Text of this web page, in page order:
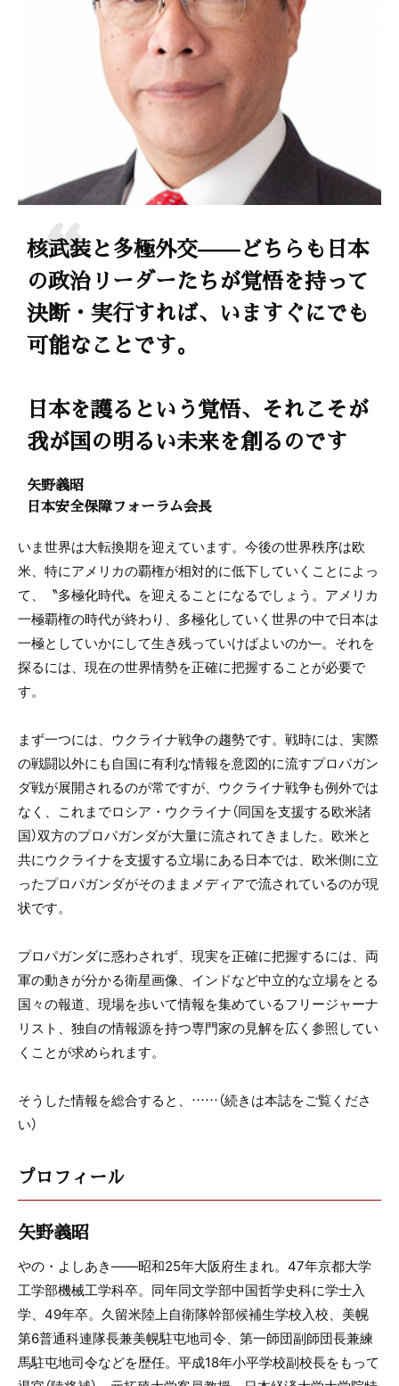
核武装と多極外交——どちらも日本
の政治リーダーたちが覚悟を持って
決断・実行すれば、いますぐにでも
可能なことです。
日本を護るという覚悟、それこそが
我が国の明るい未来を創るのです
矢野義昭
日本安全保障フォーラム会長
いま世界は大転換期を迎えています。今後の世界秩序は欧
米、特にアメリカの覇権が相対的に低下していくことによっ
て、〝多極化時代〟を迎えることになるでしょう。アメリカ
一極覇権の時代が終わり、多極化していく世界の中で日本は
一極としていかにして生き残っていけばよいのか─。それを
探るには、現在の世界情勢を正確に把握することが必要で
す。
まず一つには、ウクライナ戦争の趨勢です。戦時には、実際
の戦闘以外にも自国に有利な情報を意図的に流すプロパガン
ダ戦が展開されるのが常ですが、ウクライナ戦争も例外では
なく、これまでロシア・ウクライナ（同国を支援する欧米諸
国）双方のプロパガンダが大量に流されてきました。欧米と
共にウクライナを支援する立場にある日本では、欧米側に立
ったプロパガンダがそのままメディアで流されているのが現
状です。
プロパガンダに惑わされず、現実を正確に把握するには、両
軍の動きが分かる衛星画像、インドなど中立的な立場をとる
国々の報道、現場を歩いて情報を集めているフリージャーナ
リスト、独自の情報源を持つ専門家の見解を広く参照してい
くことが求められます。
そうした情報を総合すると、……（続きは本誌をご覧くださ
い）
プロフィール
矢野義昭
やの・よしあき――昭和25年大阪府生まれ。47年京都大学
工学部機械工学科卒。同年同文学部中国哲学史科に学士入
学、49年卒。久留米陸上自衛隊幹部候補生学校入校、美幌
第6普通科連隊長兼美幌駐屯地司令、第一師団副師団長兼練
馬駐屯地司令などを歴任。平成18年小平学校副校長をもって